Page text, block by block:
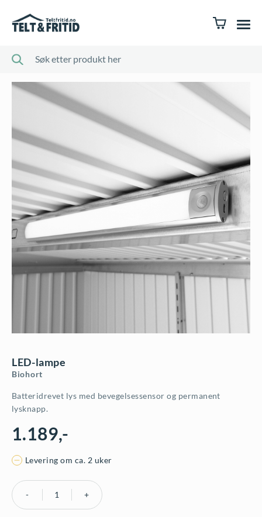
LED-lampe
Biohort
Batteridrevet lys med bevegelsessensor og permanent
lysknapp.
1.189,-
Levering om ca. 2 uker
LED-